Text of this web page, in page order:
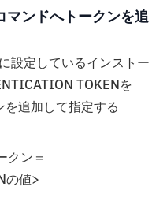
ンドへトークンを追
定しているインストー
TOKENを
を追加して指定する
ン＝
の値>